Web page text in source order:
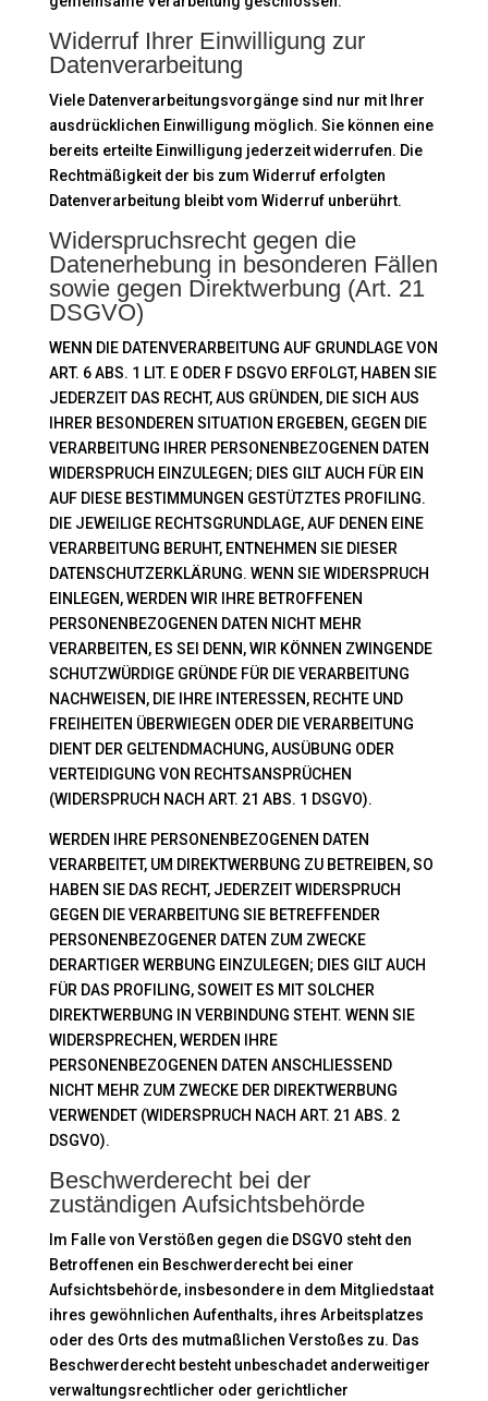
Widerruf Ihrer Einwilligung zur
Datenverarbeitung
Viele Datenverarbeitungsvorgänge sind nur mit Ihrer
ausdrücklichen Einwilligung möglich. Sie können eine
bereits erteilte Einwilligung jederzeit widerrufen. Die
Rechtmäßigkeit der bis zum Widerruf erfolgten
Datenverarbeitung bleibt vom Widerruf unberührt.
Widerspruchsrecht gegen die
Datenerhebung in besonderen Fällen
sowie gegen Direktwerbung (Art. 21
DSGVO)
WENN DIE DATENVERARBEITUNG AUF GRUNDLAGE VON
ART. 6 ABS. 1 LIT. E ODER F DSGVO ERFOLGT, HABEN SIE
JEDERZEIT DAS RECHT, AUS GRÜNDEN, DIE SICH AUS
IHRER BESONDEREN SITUATION ERGEBEN, GEGEN DIE
VERARBEITUNG IHRER PERSONENBEZOGENEN DATEN
WIDERSPRUCH EINZULEGEN; DIES GILT AUCH FÜR EIN
AUF DIESE BESTIMMUNGEN GESTÜTZTES PROFILING.
DIE JEWEILIGE RECHTSGRUNDLAGE, AUF DENEN EINE
VERARBEITUNG BERUHT, ENTNEHMEN SIE DIESER
DATENSCHUTZERKLÄRUNG. WENN SIE WIDERSPRUCH
EINLEGEN, WERDEN WIR IHRE BETROFFENEN
PERSONENBEZOGENEN DATEN NICHT MEHR
VERARBEITEN, ES SEI DENN, WIR KÖNNEN ZWINGENDE
SCHUTZWÜRDIGE GRÜNDE FÜR DIE VERARBEITUNG
NACHWEISEN, DIE IHRE INTERESSEN, RECHTE UND
FREIHEITEN ÜBERWIEGEN ODER DIE VERARBEITUNG
DIENT DER GELTENDMACHUNG, AUSÜBUNG ODER
VERTEIDIGUNG VON RECHTSANSPRÜCHEN
(WIDERSPRUCH NACH ART. 21 ABS. 1 DSGVO).
WERDEN IHRE PERSONENBEZOGENEN DATEN
VERARBEITET, UM DIREKTWERBUNG ZU BETREIBEN, SO
HABEN SIE DAS RECHT, JEDERZEIT WIDERSPRUCH
GEGEN DIE VERARBEITUNG SIE BETREFFENDER
PERSONENBEZOGENER DATEN ZUM ZWECKE
DERARTIGER WERBUNG EINZULEGEN; DIES GILT AUCH
FÜR DAS PROFILING, SOWEIT ES MIT SOLCHER
DIREKTWERBUNG IN VERBINDUNG STEHT. WENN SIE
WIDERSPRECHEN, WERDEN IHRE
PERSONENBEZOGENEN DATEN ANSCHLIESSEND
NICHT MEHR ZUM ZWECKE DER DIREKTWERBUNG
VERWENDET (WIDERSPRUCH NACH ART. 21 ABS. 2
DSGVO).
Beschwerde­recht bei der
zuständigen Aufsichts­behörde
Im Falle von Verstößen gegen die DSGVO steht den
Betroffenen ein Beschwerderecht bei einer
Aufsichtsbehörde, insbesondere in dem Mitgliedstaat
ihres gewöhnlichen Aufenthalts, ihres Arbeitsplatzes
oder des Orts des mutmaßlichen Verstoßes zu. Das
Beschwerderecht besteht unbeschadet anderweitiger
verwaltungsrechtlicher oder gerichtlicher